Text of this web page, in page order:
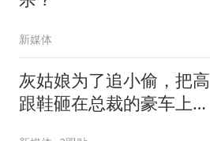
新媒体
灰姑娘为了追小偷，把高
跟鞋砸在总裁的豪车上，